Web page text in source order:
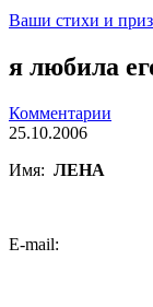
Ваши стихи и
я любила
Комментарии
25.10.2006
Имя: ЛЕНА
E-mail: